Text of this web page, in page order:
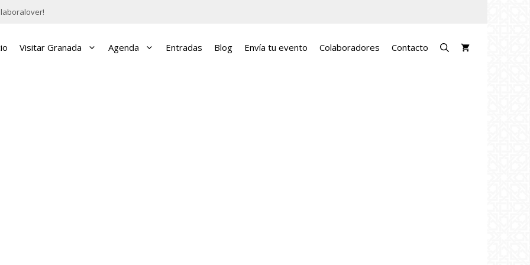
Visitar Granada Agenda Entradas Blog Envía tu evento Colaboradores Contacto